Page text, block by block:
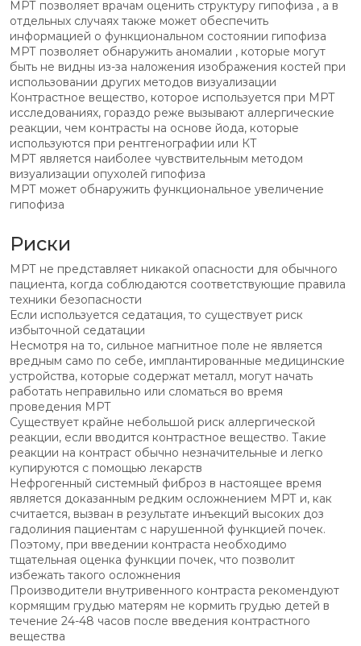
МРТ позволяет врачам оценить структуру гипофиза , а в
отдельных случаях также может обеспечить
информацией о функциональном состоянии гипофиза
МРТ позволяет обнаружить аномалии , которые могут
быть не видны из-за наложения изображения костей при
использовании других методов визуализации
Контрастное вещество, которое используется при МРТ
исследованиях, гораздо реже вызывают аллергические
реакции, чем контрасты на основе йода, которые
используются при рентгенографии или КТ
МРТ является наиболее чувствительным методом
визуализации опухолей гипофиза
МРТ может обнаружить функциональное увеличение
гипофиза
Риски
МРТ не представляет никакой опасности для обычного
пациента, когда соблюдаются соответствующие правила
техники безопасности
Если используется седатация, то существует риск
избыточной седатации
Несмотря на то, сильное магнитное поле не является
вредным само по себе, имплантированные медицинские
устройства, которые содержат металл, могут начать
работать неправильно или сломаться во время
проведения МРТ
Существует крайне небольшой риск аллергической
реакции, если вводится контрастное вещество. Такие
реакции на контраст обычно незначительные и легко
купируются с помощью лекарств
Нефрогенный системный фиброз в настоящее время
является доказанным редким осложнением МРТ и, как
считается, вызван в результате инъекций высоких доз
гадолиния пациентам с нарушенной функцией почек.
Поэтому, при введении контраста необходимо
тщательная оценка функции почек, что позволит
избежать такого осложнения
Производители внутривенного контраста рекомендуют
кормящим грудью матерям не кормить грудью детей в
течение 24-48 часов после введения контрастного
вещества